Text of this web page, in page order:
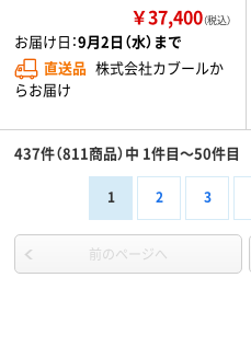
￥37,400（税込）
お届け日：9月2日（水）まで
直送品 株式会社カブールか
らお届け
437件（811商品）中 1件目～50件目
1 2 3
前のページへ